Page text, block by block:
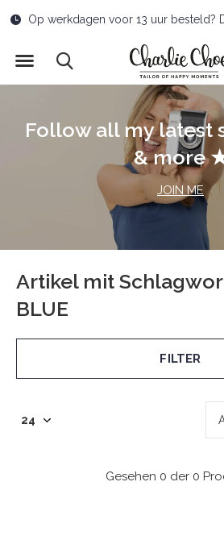
Op werkdagen voor 13 uur besteld?
Follow all my latest
& more
JOIN ME
Artikel mit
BLUE
FILTER
Gesehen 0 der 0